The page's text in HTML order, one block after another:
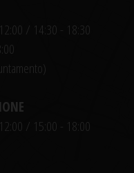
/ 14:30 - 18:30
/ 15:00 - 18:00